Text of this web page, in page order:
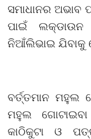
ସମାଧାନର
ପାଇଁ
ନିଆଁଲିଭାଇ ଯିବାକୁ
ବର୍ତ୍ତମାନ ମହୁଲ
ମହୁଲ
କାଠିକୁଟା ଓ